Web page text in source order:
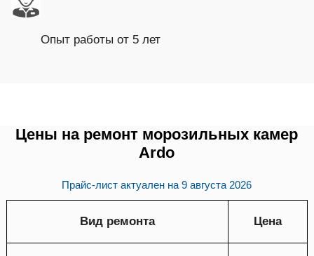
Опыт работы от 5 лет
Цены на ремонт морозильных камер
Ardo
Прайс-лист актуален на9 августа 2026
Вид ремонта Цена